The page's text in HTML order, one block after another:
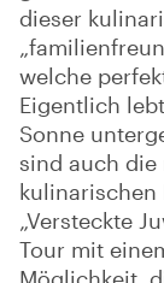
dieser
welche
Eigentlich
Sonne
sind auch die
kulinarischen
„Versteckte
Tour mit
Möglichkeit,